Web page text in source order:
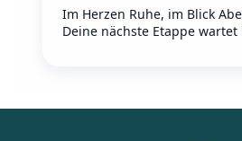
Im Herzen Ruhe, im Blick
Deine nächste Etappe wartet